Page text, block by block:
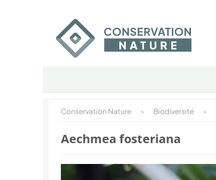
Conservation Nature > Biodiversité >
Aechmea fosteriana